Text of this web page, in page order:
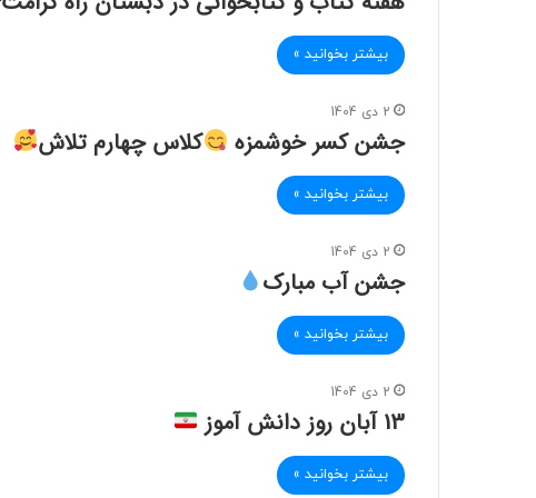
بیشتر بخوانید »
2 دی 1404
جشن کسر خوشمزه کلاس چهارم تلاش
بیشتر بخوانید »
2 دی 1404
جشن آب مبارک
بیشتر بخوانید »
2 دی 1404
13 آبان روز دانش آموز
بیشتر بخوانید »